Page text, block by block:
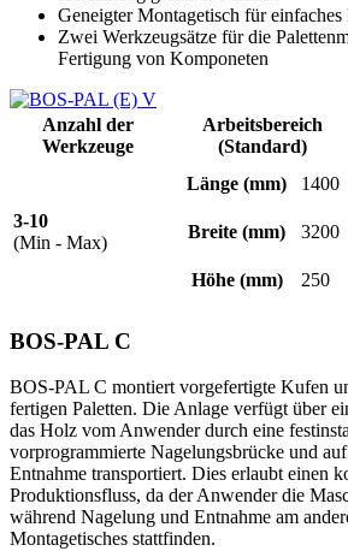
Geneigter Montagetisch für
Zwei Werkzeugsätze für die
Fertigung von Komponeten
Anzahl der
Werkzeuge
Arbeitsbereich
(Standard)
3-10
(Min - Max)
Länge (mm) 1400
Breite (mm) 3200
Höhe(mm) 250
BOS-PAL C
BOS-PAL C montiert vorgefertigte Kufen
fertigen Paletten. Die Anlage verfügt über
das Holz vom Anwender durch eine
vorprogrammierte Nagelungsbrücke und
Entnahme transportiert. Dies erlaubt einen
Produktionsfluss, da der Anwender die
während Nagelung und Entnahme am
Montagetisches stattfinden.